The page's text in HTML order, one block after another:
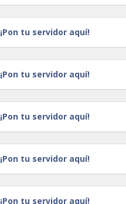
¡Pon tu servidor aquí!
¡Pon tu servidor aquí!
¡Pon tu servidor aquí!
¡Pon tu servidor aquí!
¡Pon tu servidor aquí!